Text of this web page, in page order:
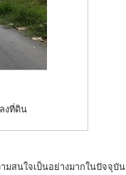
งที่ดิน
มสนใจเป็นอย่างมากในปัจจุบัน